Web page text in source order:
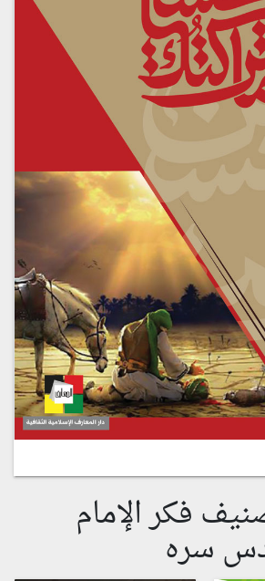
فكر الإمام
سره